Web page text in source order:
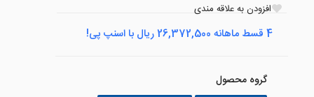
افزودن به علاقه مندی
4 قسط ماهانه 26,372,500 ریال با اسنپ پی!
گروه محصول